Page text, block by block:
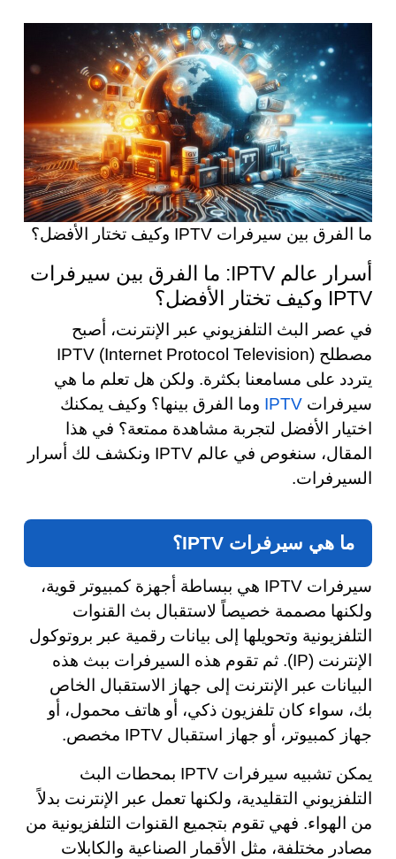
ما الفرق بين سيرفرات IPTV وكيف تختار الأفضل؟
أسرار عالم IPTV: ما الفرق بين سيرفرات
IPTV وكيف تختار الأفضل؟
في عصر البث التلفزيوني عبر الإنترنت، أصبح
مصطلح IPTV (Internet Protocol Television)
يتردد على مسامعنا بكثرة. ولكن هل تعلم ما هي
سيرفرات IPTV وما الفرق بينها؟ وكيف يمكنك
اختيار الأفضل لتجربة مشاهدة ممتعة؟ في هذا
المقال، سنغوص في عالم IPTV ونكشف لك أسرار
السيرفرات.
ما هي سيرفرات IPTV؟
سيرفرات IPTV هي ببساطة أجهزة كمبيوتر قوية،
ولكنها مصممة خصيصاً لاستقبال بث القنوات
التلفزيونية وتحويلها إلى بيانات رقمية عبر بروتوكول
الإنترنت (IP). ثم تقوم هذه السيرفرات ببث هذه
البيانات عبر الإنترنت إلى جهاز الاستقبال الخاص
بك، سواء كان تلفزيون ذكي، أو هاتف محمول، أو
جهاز كمبيوتر، أو جهاز استقبال IPTV مخصص.
يمكن تشبيه سيرفرات IPTV بمحطات البث
التلفزيوني التقليدية، ولكنها تعمل عبر الإنترنت بدلاً
من الهواء. فهي تقوم بتجميع القنوات التلفزيونية من
مصادر مختلفة، مثل الأقمار الصناعية والكابلات